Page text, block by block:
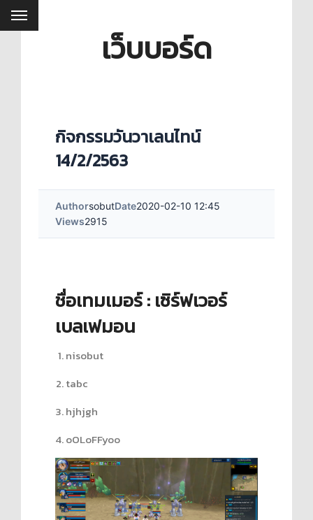
เว็บบอร์ด
กิจกรรมวันวาเลนไทน์
14/2/2563
AuthorsobutDate2020-02-10 12:45
Views2915
ชื่อเทมเมอร์ : เซิร์ฟเวอร์
เบลเฟมอน
nisobut
tabc
hjhjgh
oOLoFFyoo